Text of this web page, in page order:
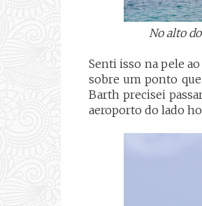
No alto
Senti isso na pele
sobre um ponto
Barth precisei
aeroporto do lado